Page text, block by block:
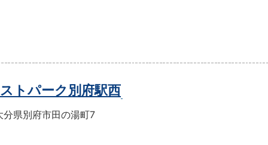
ストパーク別府駅西
分県別府市田の湯町7